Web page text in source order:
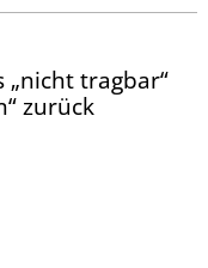
„nicht tragbar“
zurück